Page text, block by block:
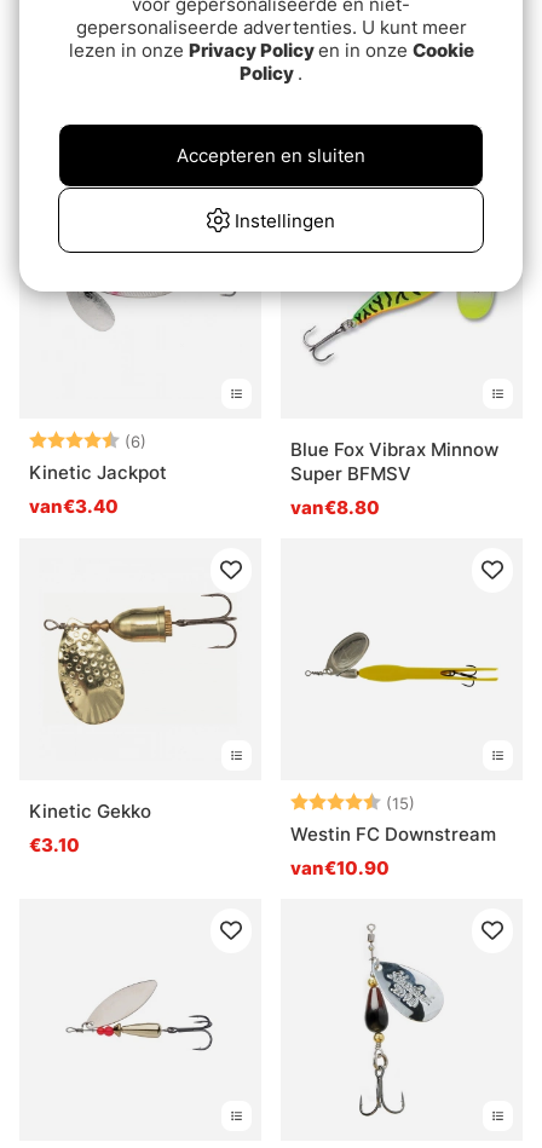
Beoordeling:
(13)4.5 uit 5 sterren
Abu Garcia Reflex White
van€5.20
Beoordeling:
(4) 5.0 uit 5
Abu Garcia Droppen
€7.50
Beoordeling:
(6)
Kinetic Jackpot
van€3.40
Blue Fox Vibrax Minnow
Super BFMSV
van€8.80
Kinetic Gekko
€3.10
Beoordeling:
(15)
Westin FC Downstream
van€10.90
gepersonaliseerde advertenties. U kunt meer
lezen in onze Privacy Policyen in onze Cookie
Policy .
Instellingen
Accepteren en sluiten